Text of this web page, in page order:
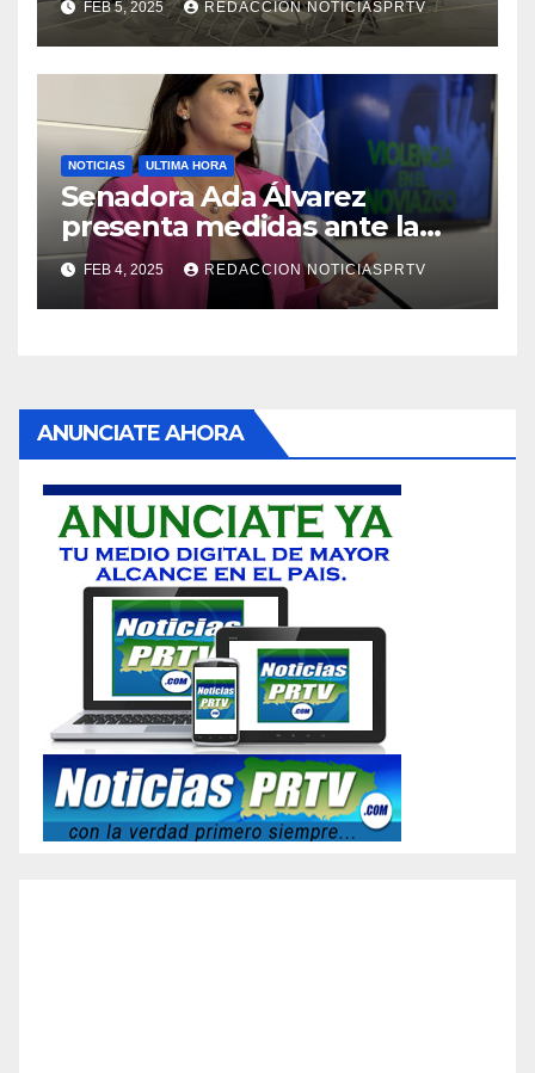
FEB 5, 2025 REDACCION NOTICIASPRTV
NOTICIAS ULTIMA HORA
Senadora Ada Álvarez
presenta medidas ante la
violencia en el noviazgo
FEB 4, 2025 REDACCION NOTICIASPRTV
ANUNCIATE AHORA